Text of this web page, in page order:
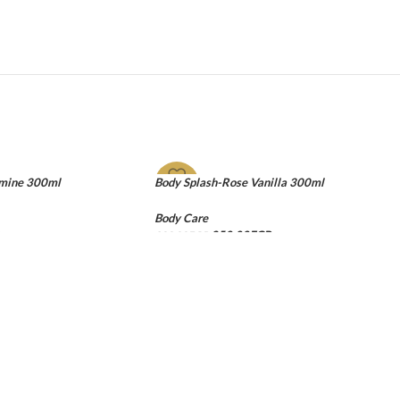
300ml -17%
Body Splash-Rose Vanilla 300ml
Body Care
300.00 EGP 250.00EGP